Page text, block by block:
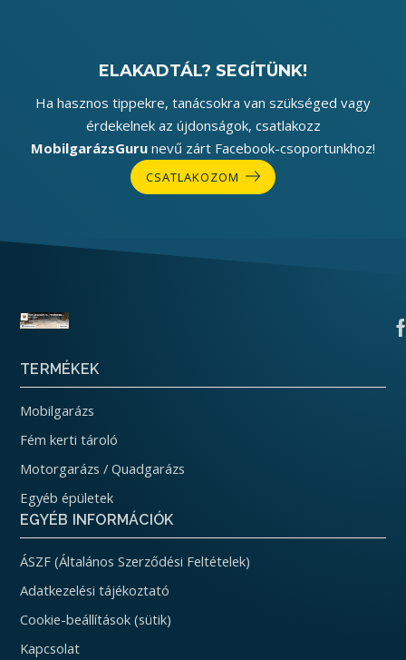
ELAKADTÁL? SEGÍTÜNK!
Ha hasznos tippekre, tanácsokra van szükséged vagy
érdekelnek az újdonságok, csatlakozz
MobilgarázsGuru nevű zárt Facebook-csoportunkhoz!
CSATLAKOZOM
TERMÉKEK
Mobilgarázs
Fém kerti tároló
Motorgarázs / Quadgarázs
Egyéb épületek
EGYÉB INFORMÁCIÓK
ÁSZF (Általános Szerződési Feltételek)
Adatkezelési tájékoztató
Cookie-beállítások (sütik)
Kapcsolat